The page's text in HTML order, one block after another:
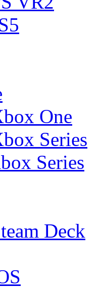
One
Series
Series
Deck